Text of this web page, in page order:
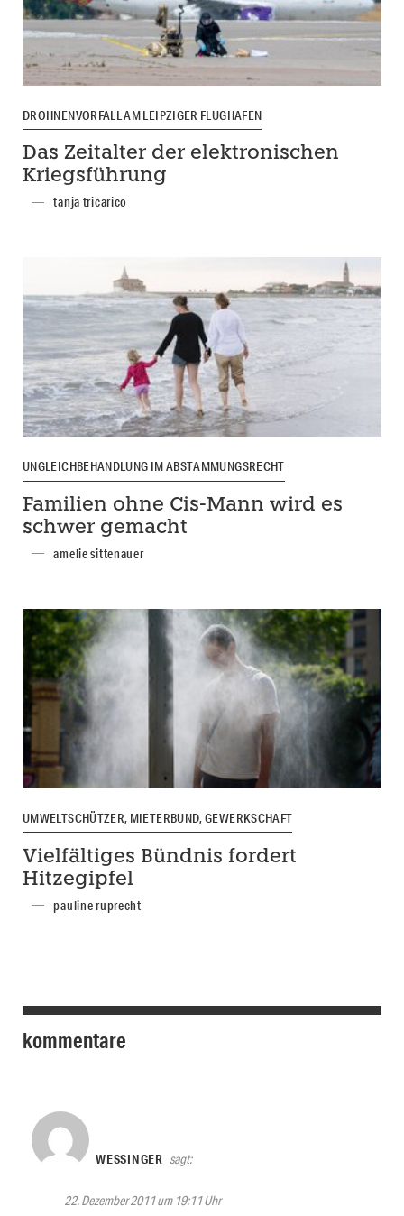
DROHNENVORFALL AM LEIPZIGER FLUGHAFEN
Das Zeitalter der elektronischen
Kriegsführung
tanja tricarico
UNGLEICHBEHANDLUNG IM ABSTAMMUNGSRECHT
Familien ohne Cis-Mann wird es
schwer gemacht
amelie sittenauer
UMWELTSCHÜTZER, MIETERBUND, GEWERKSCHAFT
Vielfältiges Bündnis fordert
Hitzegipfel
pauline ruprecht
kommentare
WESSINGER sagt:
22. Dezember 2011 um 19:11 Uhr